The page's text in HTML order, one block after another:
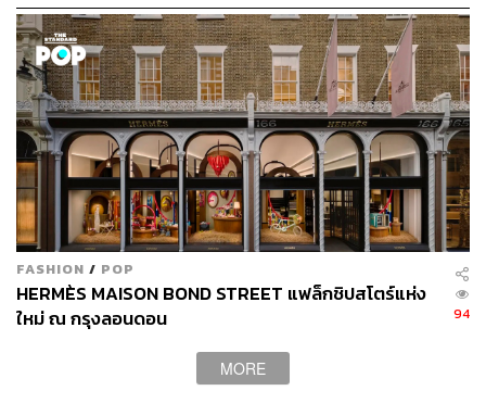
FASHION / POP
HERMÈS MAISON BOND STREET แฟล็กชิปสโตร์แห่ง
ใหม่ ณ กรุงลอนดอน
94
MORE